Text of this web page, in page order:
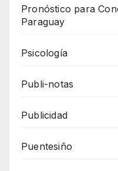
Pronóstico para
Paraguay
Psicología
Publi-notas
Publicidad
Puentesiño